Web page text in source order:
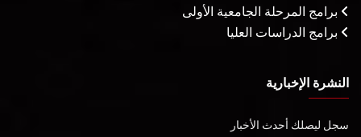
برامج المرحلة الجامعية الأولى
برامج الدراسات العليا
النشرة الإخبارية
سجل ليصلك أحدث الأخبار